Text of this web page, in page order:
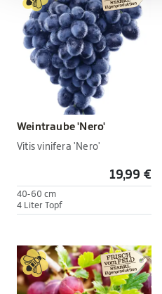
Weintraube 'Nero'
Vitis vinifera 'Nero'
19,99 €
40-60 cm
4 Liter Topf